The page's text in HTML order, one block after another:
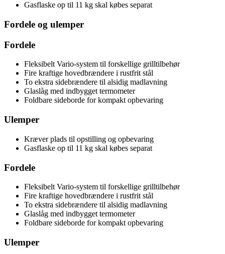
Gasflaske op til 11 kg skal købes separat
Fordele og ulemper
Fordele
Fleksibelt Vario-system til forskellige grilltilbehør
Fire kraftige hovedbrændere i rustfrit stål
To ekstra sidebrændere til alsidig madlavning
Glaslåg med indbygget termometer
Foldbare sideborde for kompakt opbevaring
Ulemper
Kræver plads til opstilling og opbevaring
Gasflaske op til 11 kg skal købes separat
Fordele
Fleksibelt Vario-system til forskellige grilltilbehør
Fire kraftige hovedbrændere i rustfrit stål
To ekstra sidebrændere til alsidig madlavning
Glaslåg med indbygget termometer
Foldbare sideborde for kompakt opbevaring
Ulemper